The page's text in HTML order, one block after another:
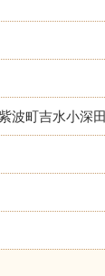
波町吉水小深